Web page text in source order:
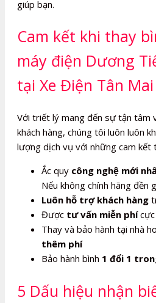
giúp bạn.
Cam kết khi thay
máy điện Dương
tại Xe Điện Tân Mai
Với triết lý mang đến sự tận tâm
khách hàng, chúng tôi luôn luôn
lượng dịch vụ với những cam kết
Ắc quy công nghệ mới
Nếu không chính hãng đền
Luôn hỗ trợ khách hàng
Được tư vấn miễn phícực
Thay và bảo hành tại nhà
thêm phí
Bảo hành bình 1 đổi 1
5 Dấu hiệu nhận